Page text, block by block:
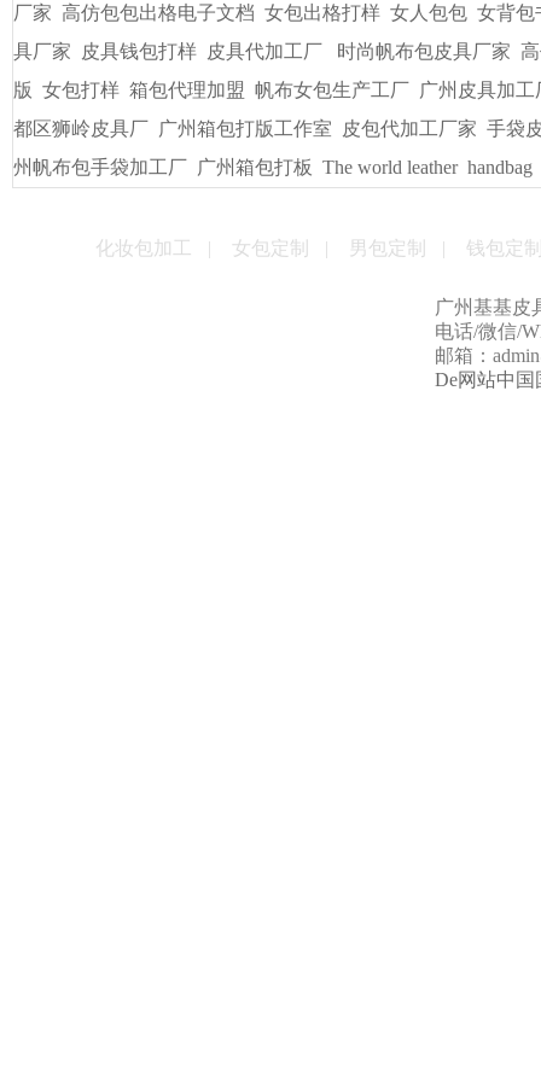
厂家 高仿包包出格电子文档 女包出格打样 女人包包 女背包
具厂家
皮具钱包打样 皮具代加工厂 时尚帆布包皮具厂家
版 女包打样 箱包代理加盟 帆布女包生产工厂 广州皮具加工
都区狮岭皮具厂 广州箱包打版工作室 皮包代加工厂家 手袋
州帆布包手袋加工厂 广州箱包打板 The world leather handbag
化妆包加工 | 女包定制 | 男包定制 | 钱包定
广州基基皮
电话/微信/
邮箱：
De网站中国